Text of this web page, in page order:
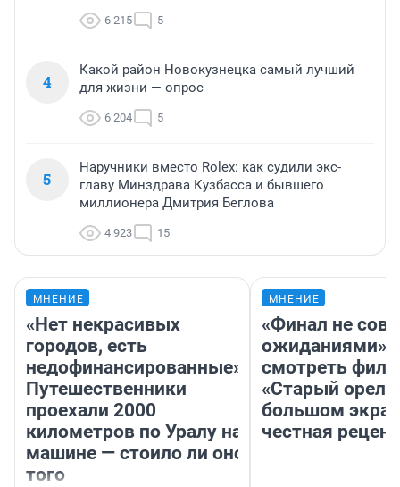
6 215 5
4
Какой район Новокузнецка самый лучший
для жизни — опрос
6 204 5
5
Наручники вместо Rolex: как судили экс-
главу Минздрава Кузбасса и бывшего
миллионера Дмитрия Беглова
4 923 15
МНЕНИЕ
«Нет некрасивых
городов, есть
недофинансированные».
Путешественники
проехали 2000
километров по Уралу на
машине — стоило ли оно
того
МНЕНИЕ
«Финал не
ожиданиями»:
смотреть
«Старый орел»
большом
честная